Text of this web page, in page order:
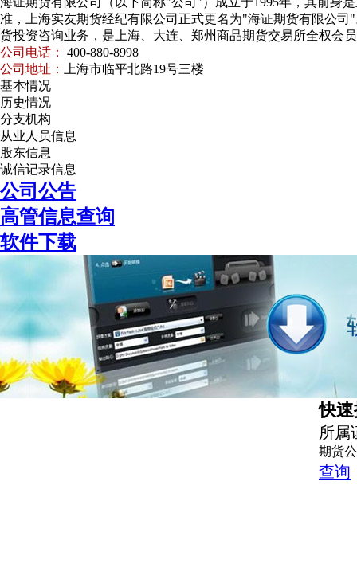
准，上海实友期货经纪有限公司正式更名为"海证期货有限公
货投资咨询业务，是上海、大连、郑州商品期货交易所全权会
公司电话：
400-880-8998
公司地址：
上海市临平北路19号三楼
基本情况
历史情况
分支机构
从业人员信息
股东信息
诚信记录信息
公司公告
高管信息查询
软件下载
快
所属
期货
查询